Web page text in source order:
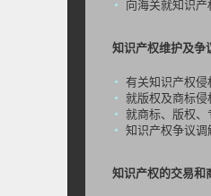
向海关就知识
知识产权维护及争
有关知识产权
就版权及商标
就商标、版权
知识产权争议调
知识产权的交易和